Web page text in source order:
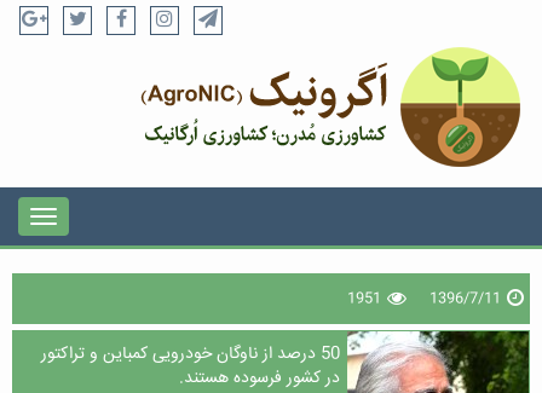
1396/7/11
1951
50 درصد از ناوگان خودرویی کمباین و تراکتور
در کشور فرسوده هستند.